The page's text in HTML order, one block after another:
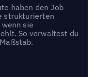
haben den Job
strukturierten
sie
So verwaltest du